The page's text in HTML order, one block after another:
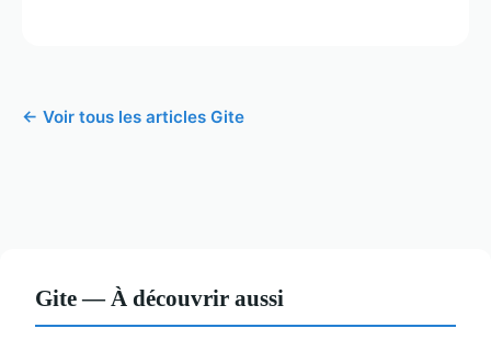
← Voir tous les articles Gite
Gite — À découvrir aussi